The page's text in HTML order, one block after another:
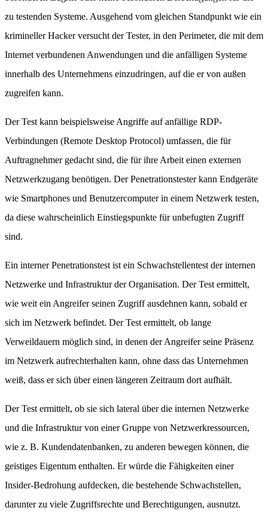
zu testenden Systeme. Ausgehend vom gleichen Standpunkt wie ein
krimineller Hacker versucht der Tester, in den Perimeter, die mit dem
Internet verbundenen Anwendungen und die anfälligen Systeme
innerhalb des Unternehmens einzudringen, auf die er von außen
zugreifen kann.
Der Test kann beispielsweise Angriffe auf anfällige RDP-
Verbindungen (Remote Desktop Protocol) umfassen, die für
Auftragnehmer gedacht sind, die für ihre Arbeit einen externen
Netzwerkzugang benötigen. Der Penetrationstester kann Endgeräte
wie Smartphones und Benutzercomputer in einem Netzwerk testen,
da diese wahrscheinlich Einstiegspunkte für unbefugten Zugriff
sind.
Ein interner Penetrationstest ist ein Schwachstellentest der internen
Netzwerke und Infrastruktur der Organisation. Der Test ermittelt,
wie weit ein Angreifer seinen Zugriff ausdehnen kann, sobald er
sich im Netzwerk befindet. Der Test ermittelt, ob lange
Verweildauern möglich sind, in denen der Angreifer seine Präsenz
im Netzwerk aufrechterhalten kann, ohne dass das Unternehmen
weiß, dass er sich über einen längeren Zeitraum dort aufhält.
Der Test ermittelt, ob sie sich lateral über die internen Netzwerke
und die Infrastruktur von einer Gruppe von Netzwerkressourcen,
wie z. B. Kundendatenbanken, zu anderen bewegen können, die
geistiges Eigentum enthalten. Er würde die Fähigkeiten einer
Insider-Bedrohung aufdecken, die bestehende Schwachstellen,
darunter zu viele Zugriffsrechte und Berechtigungen, ausnutzt.